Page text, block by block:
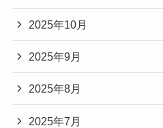
2025年10月
2025年9月
2025年8月
2025年7月